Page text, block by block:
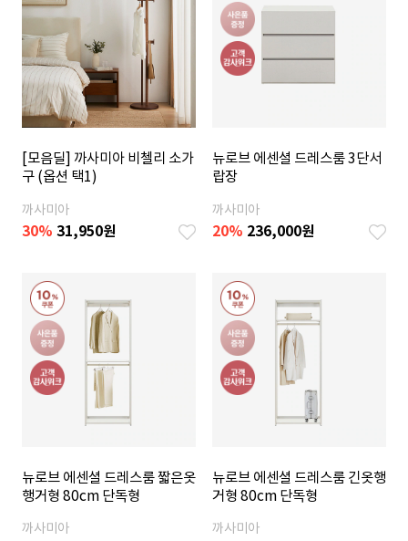
[모음딜] 까사미아 비첼리 소가
구 (옵션 택1)
까사미아
30% 31,950원
뉴로브 에센셜 드레스룸 3단서
랍장
까사미아
20% 236,000원
뉴로브 에센셜 드레스룸 짧은옷
행거형 80cm 단독형
까사미아
뉴로브 에센셜 드레스룸 긴옷행
거형 80cm 단독형
까사미아